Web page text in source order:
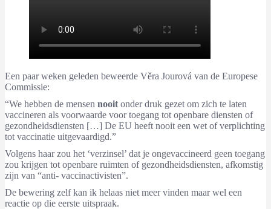
Een paar weken geleden beweerde Věra Jourová van de Europese
Commissie:
“We hebben de mensen nooit onder druk gezet om zich te laten
vaccineren als voorwaarde voor toegang tot openbare diensten of
gezondheidsdiensten […] De EU heeft nooit een wet of verplichting
tot vaccinatie uitgevaardigd.”
Volgens haar zou het ‘verzinsel’ dat je ongevaccineerd geen toegang
zou krijgen tot openbare ruimten of gezondheidsdiensten, afkomstig
zijn van “anti- vaccinactivisten”.
De bewering zelf kan ik helaas niet meer vinden maar wel een
reactie op die eerste uitspraak.